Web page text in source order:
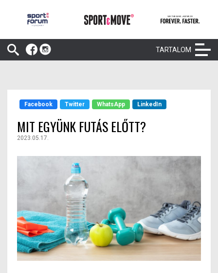
TARTALOM
Facebook Twitter WhatsApp LinkedIn
MIT EGYÜNK FUTÁS ELŐTT?
2023.05.17.